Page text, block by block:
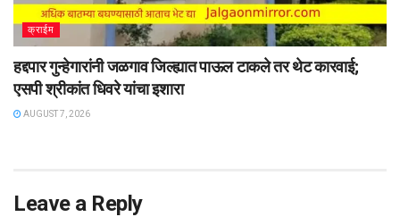
क्राईम
हद्दपार गुन्हेगारांनी जळगाव जिल्ह्यात पाऊल टाकले तर थेट कारवाई;
एसपी श्रीकांत धिवरे यांचा इशारा
AUGUST 7, 2026
Leave a Reply